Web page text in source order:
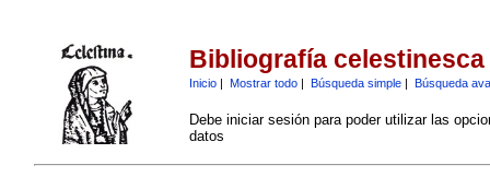
Bibliografía celestinesca
Inicio| Mostrar todo| Búsqueda simple| Búsqueda
Debe iniciar sesión para poder utilizar las
datos